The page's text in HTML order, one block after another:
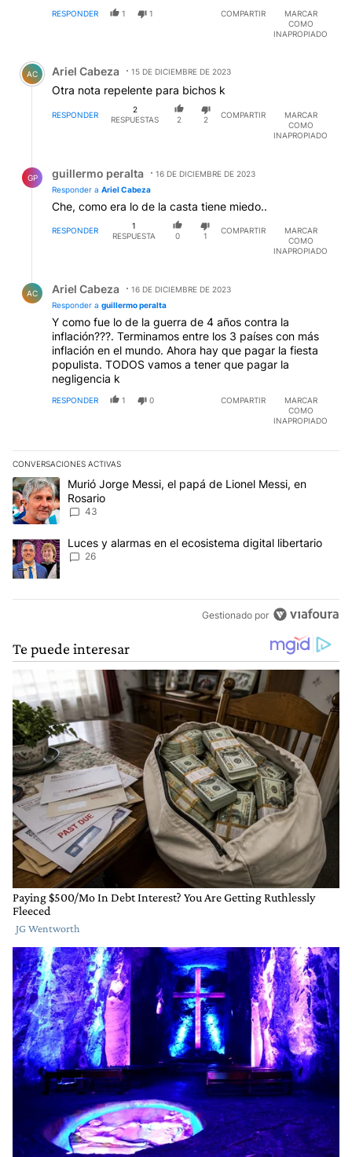
RESPONDER 1 1 COMPARTIR
MARCAR
COMO
INAPROPIADO
Comentario de Ariel Cabeza.
AC Ariel Cabeza 15 DE DICIEMBRE DE 2023
Otra nota repelente para bichos k
RESPONDER
2
RESPUESTAS
2 2
COMPARTIR
MARCAR
COMO
INAPROPIADO
GP guillermo peralta
16 DE DICIEMBRE DE 2023
Responder a Ariel Cabeza
Che, como era lo de la casta tiene miedo..
RESPONDER
1
RESPUESTA
0 1
COMPARTIR
MARCAR
COMO
INAPROPIADO
AC Ariel Cabeza
16 DE DICIEMBRE DE 2023
Responder a guillermo peralta
Y como fue lo de la guerra de 4 años contra la
inflación???. Terminamos entre los 3 países con más
inflación en el mundo. Ahora hay que pagar la fiesta
populista. TODOS vamos a tener que pagar la
negligencia k
RESPONDER 1 0 COMPARTIR
MARCAR
COMO
INAPROPIADO
CONVERSACIONES ACTIVAS
Este listado muestra los artículos con más comentarios en los
Un artículo de tendencia con el título "Murió Jorge Messi, el
Murió Jorge Messi, el papá de Lionel Messi, en
Rosario
43
Un artículo de tendencia con el título "Luces y alarmas en el
Luces y alarmas en el ecosistema digital libertario
26
Gestionado por